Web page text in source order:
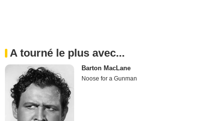
A tourné le plus avec...
Barton MacLane
Noose for a Gunman